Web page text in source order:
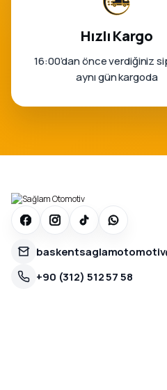
Hızlı Kargo
16:00’dan önce verdiğiniz
aynı gün kargoda
+90 (312) 512 57 58